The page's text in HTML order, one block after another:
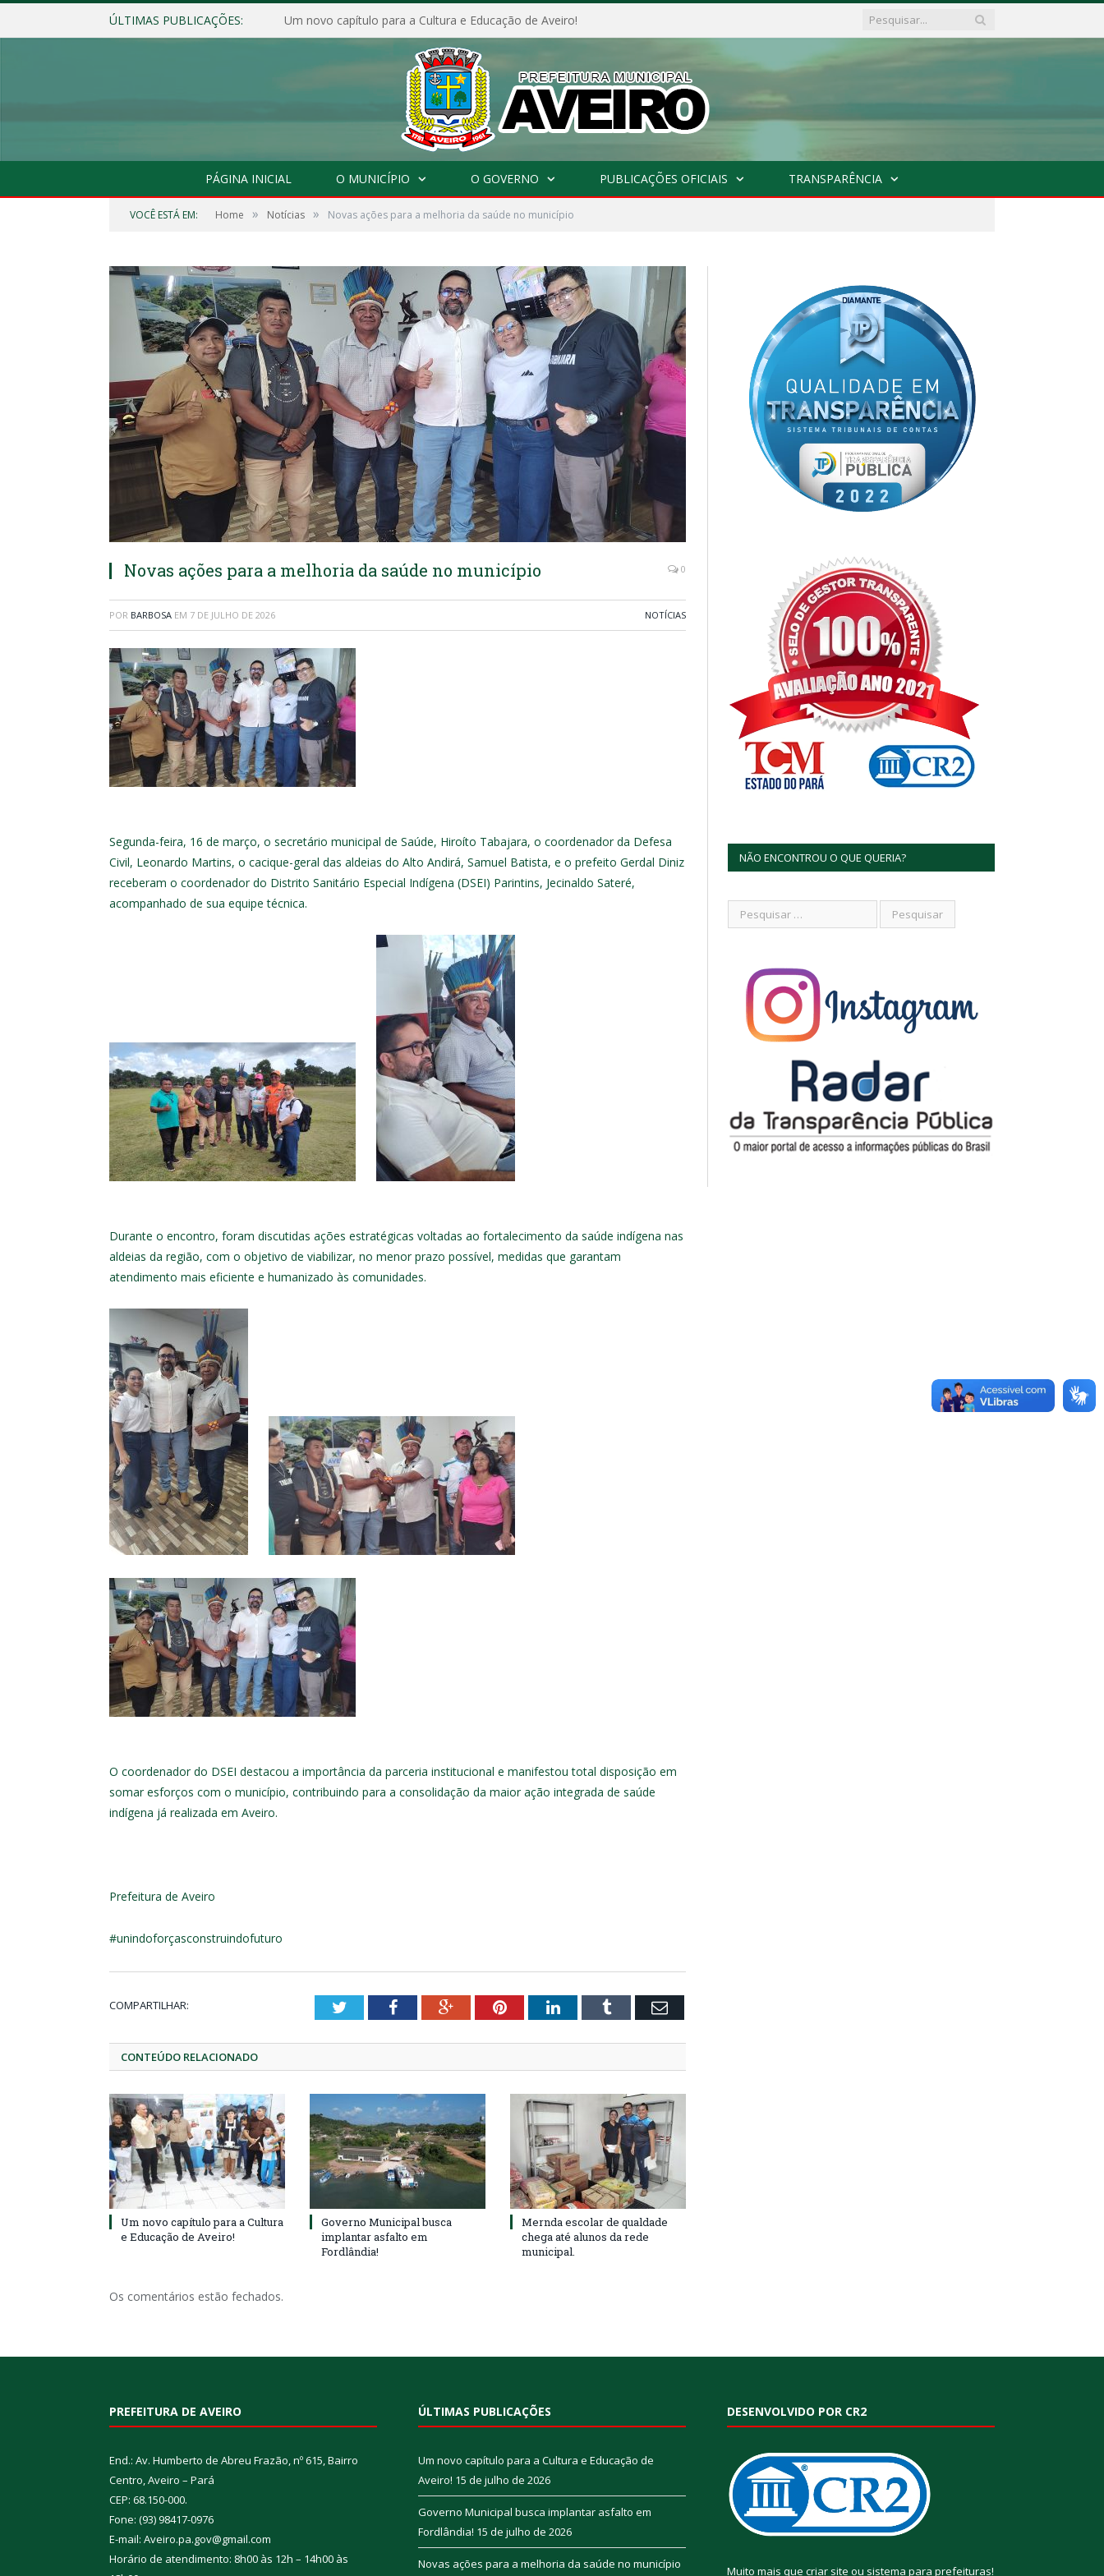
ÚLTIMAS PUBLICAÇÕES: Um novo capítulo para a Cultura e Educação de Aveiro!
PÁGINA INICIAL O MUNICÍPIO O GOVERNO PUBLICAÇÕES OFICIAIS TRANSPARÊNCIA
VOCÊ ESTÁ EM: Home » Notícias » Novas ações para a melhoria da saúde no município
Novas ações para a melhoria da saúde no município 0
POR BARBOSA EM 7 DE JULHO DE 2026 NOTÍCIAS
Segunda-feira, 16 de março, o secretário municipal de Saúde, Hiroíto Tabajara, o coordenador da Defesa
Civil, Leonardo Martins, o cacique-geral das aldeias do Alto Andirá, Samuel Batista, e o prefeito Gerdal Diniz
receberam o coordenador do Distrito Sanitário Especial Indígena (DSEI) Parintins, Jecinaldo Sateré,
acompanhado de sua equipe técnica.
Durante o encontro, foram discutidas ações estratégicas voltadas ao fortalecimento da saúde indígena nas
aldeias da região, com o objetivo de viabilizar, no menor prazo possível, medidas que garantam
atendimento mais eficiente e humanizado às comunidades.
O coordenador do DSEI destacou a importância da parceria institucional e manifestou total disposição em
somar esforços com o município, contribuindo para a consolidação da maior ação integrada de saúde
indígena já realizada em Aveiro.
Prefeitura de Aveiro
#unindoforçasconstruindofuturo
COMPARTILHAR: TwitterFacebookGoogle+PinterestLinkedInTumblr Email
CONTEÚDO RELACIONADO
Um novo capítulo para a Cultura
e Educação de Aveiro!
Governo Municipal busca
implantar asfalto em
Fordlândia!
Mernda escolar de qualdade
chega até alunos da rede
municipal.
Os comentários estão fechados.
NÃO ENCONTROU O QUE QUERIA?
PREFEITURA DE AVEIRO
End.: Av. Humberto de Abreu Frazão, nº 615, Bairro
Centro, Aveiro – Pará
CEP: 68.150-000.
Fone: (93) 98417-0976
E-mail: Aveiro.pa.gov@gmail.com
Horário de atendimento: 8h00 às 12h – 14h00 às
ÚLTIMAS PUBLICAÇÕES
Um novo capítulo para a Cultura e Educação de
Aveiro! 15 de julho de 2026
Governo Municipal busca implantar asfalto em
Fordlândia! 15 de julho de 2026
Novas ações para a melhoria da saúde no município
DESENVOLVIDO POR CR2
Muito mais que criar site ou sistema para prefeituras!